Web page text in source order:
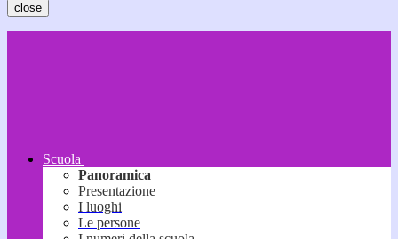
close
Scuola
Panoramica
Presentazione
I luoghi
Le persone